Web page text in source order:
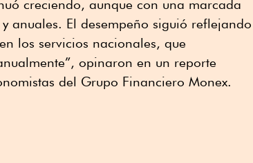
creciendo, aunque con una marcada
anuales. El desempeño siguió reflejando
los servicios nacionales, que
opinaron en un reporte
del Grupo Financiero Monex.